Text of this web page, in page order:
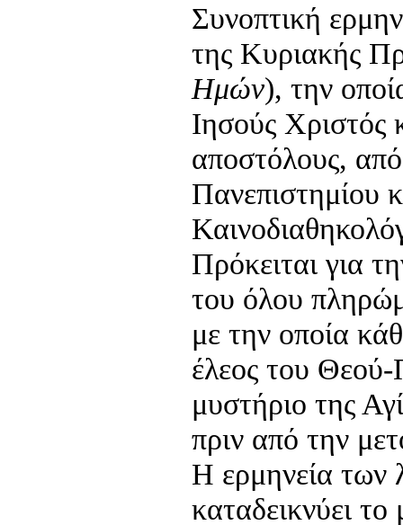
Συνοπτική
της Κυριακής
Ημών), την
Ιησούς Χριστός
αποστόλους,
Πανεπιστημίου
Πρόκειται για
του όλου
με την οποία
έλεος του
μυστήριο της
πριν από την
Η ερμηνεία των
καταδεικνύει